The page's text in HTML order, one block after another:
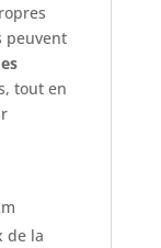
peuvent
tout en
de la